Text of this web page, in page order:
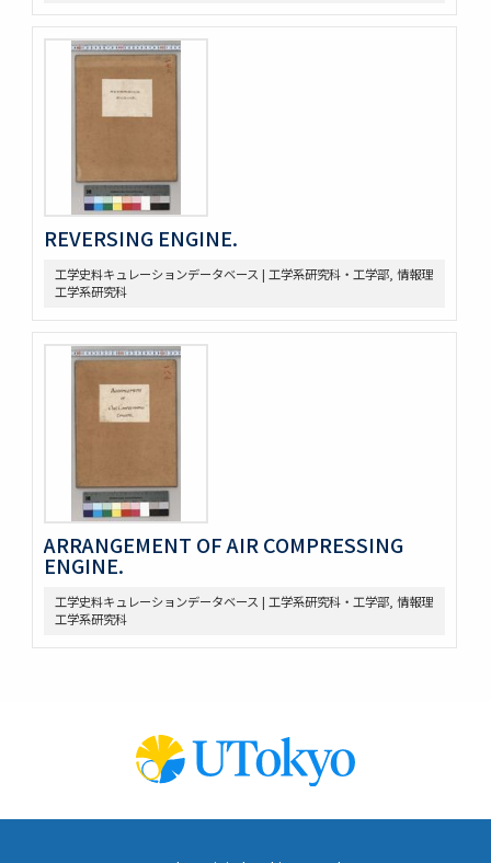
REVERSING ENGINE.
工学史料キュレーションデータベース | 工学系研究科・工学部, 情報理
工学系研究科
ARRANGEMENT OF AIR COMPRESSING
ENGINE.
工学史料キュレーションデータベース | 工学系研究科・工学部, 情報理
工学系研究科